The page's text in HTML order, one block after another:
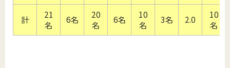
計
21
名
6名
20
名
6名
10
名
3名 2.0
10
名